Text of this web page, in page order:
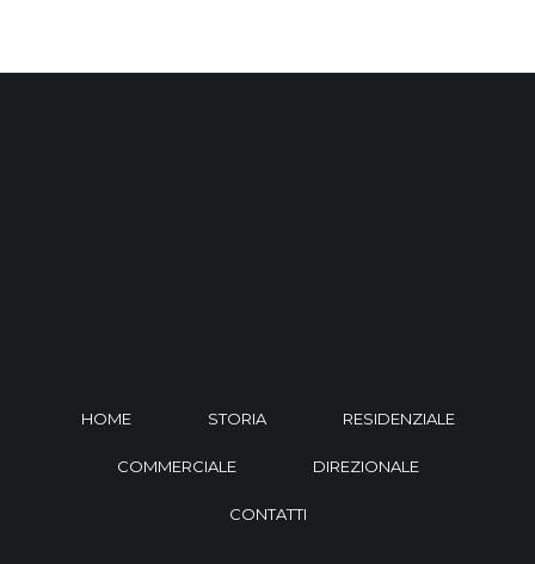
HOME STORIA RESIDENZIALE
COMMERCIALE DIREZIONALE
CONTATTI